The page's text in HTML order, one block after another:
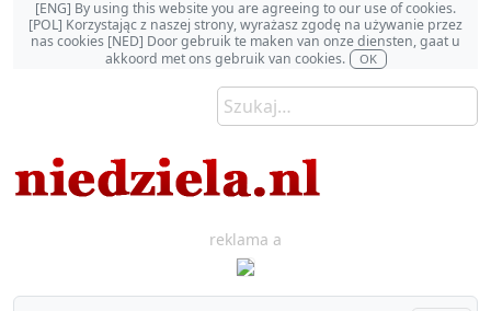
[ENG] By using this website you are agreeing to our use of cookies.
[POL] Korzystając z naszej strony, wyrażasz zgodę na używanie przez
nas cookies [NED] Door gebruik te maken van onze diensten, gaat u
akkoord met ons gebruik van cookies.
OK
reklama a